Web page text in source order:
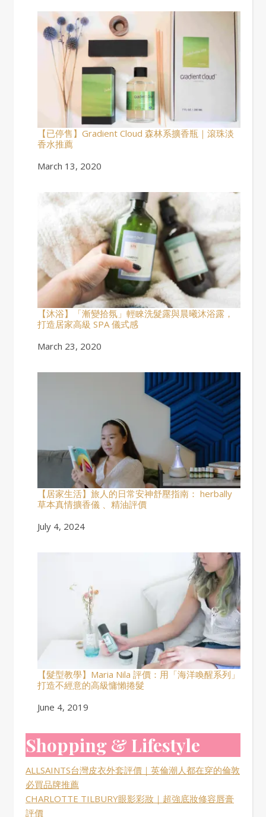
【已停售】Gradient Cloud 森林系擴香瓶｜滾珠淡
香水推薦
Date
March 13, 2020
【沐浴】「漸變拾氛」輕睞洗髮露與晨曦沐浴露，
打造居家高級 SPA 儀式感
Date
March 23, 2020
【居家生活】旅人的日常安神舒壓指南： herbally
草本真情擴香儀 、精油評價
Date
July 4, 2024
【髮型教學】Maria Nila 評價：用「海洋喚醒系列」
打造不經意的高級慵懶捲髮
Date
June 4, 2019
Shopping & Lifestyle
ALLSAINTS台灣皮衣外套評價｜英倫潮人都在穿的倫敦
必買品牌推薦
CHARLOTTE TILBURY眼影彩妝｜超強底妝修容唇膏
評價